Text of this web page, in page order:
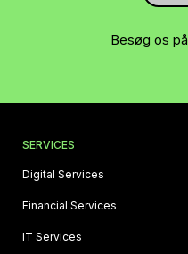
Besøg os på
SERVICES
Digital Services
Financial Services
IT Services